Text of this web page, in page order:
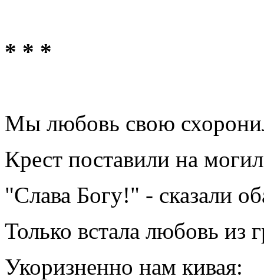
* * *
Мы любовь свою
Крест поставили на
"Слава Богу!" - сказали
Только встала любовь из
Укоризненно нам кивая: